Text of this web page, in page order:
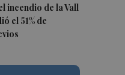
incendio de la Vall
el 51% de